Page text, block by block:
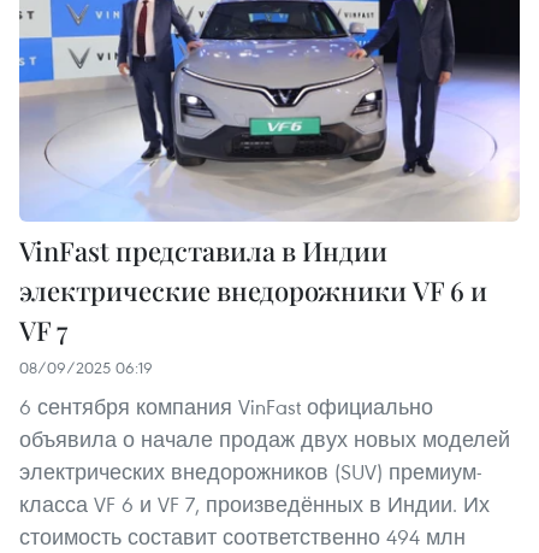
VinFast представила в Индии
электрические внедорожники VF 6 и
VF 7
08/09/2025 06:19
6 сентября компания VinFast официально
объявила о начале продаж двух новых моделей
электрических внедорожников (SUV) премиум-
класса VF 6 и VF 7, произведённых в Индии. Их
стоимость составит соответственно 494 млн